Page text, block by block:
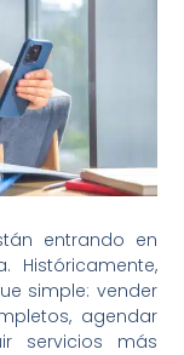
entrando en
simple: vender
agendar
servicios más